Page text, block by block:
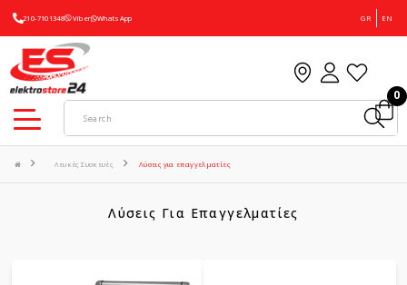
210-7101348 Viber WhatsApp GR EN
0
Λευκές Συσκευές Λύσεις για επαγγελματίες
Λύσεις Για Επαγγελματίες